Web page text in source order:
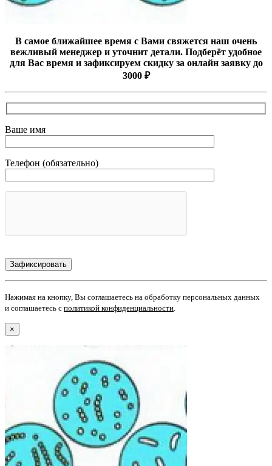
В самое ближайшее время с Вами свяжется наш очень
вежливый менеджер и уточнит детали. Подберёт удобное
для Вас время и зафиксируем скидку за онлайн заявку до
3000 ₽
Ваше имя
Телефон (обязательно)
Нажимая на кнопку, Вы соглашаетесь на обработку персональных данных
и соглашаетесь с политикой конфиденциальности
×